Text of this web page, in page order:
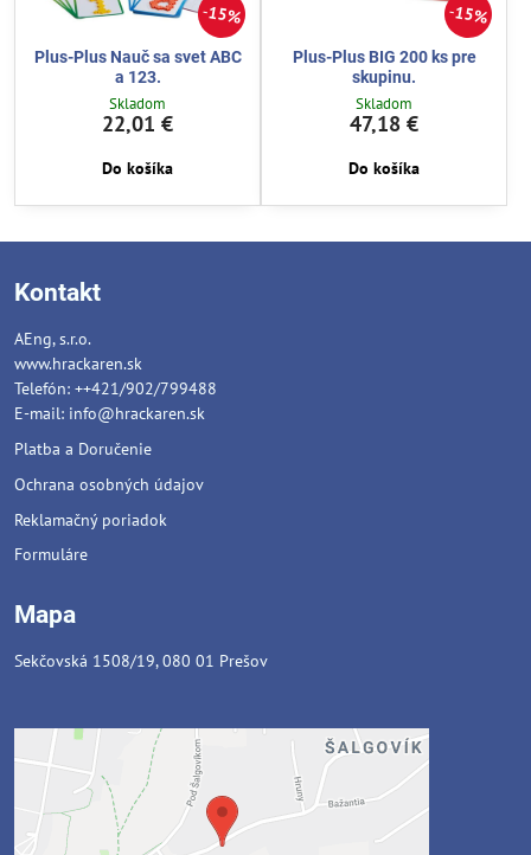
15%
Plus-Plus Nauč sa svet ABC
a 123.
Skladom
22,01 €
Do košíka
15%
Plus-Plus BIG 200 ks pre
skupinu.
Skladom
47,18 €
Do košíka
Kontakt
AEng, s.r.o.
www.hrackaren.sk
Telefón: ++421/902/799488
E-mail: info@hrackaren.sk
Platba a Doručenie
Ochrana osobných údajov
Reklamačný poriadok
Formuláre
Mapa
Sekčovská 1508/19, 080 01 Prešov